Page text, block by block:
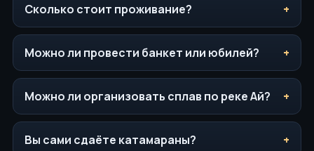
Сколько стоит проживание?
Можно ли провести банкет или юбилей?
Можно ли организовать сплав по реке Ай?
Вы сами сдаёте катамараны?